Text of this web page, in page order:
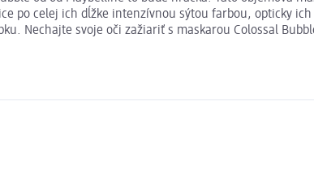
po celej ich dĺžke intenzívnou sýtou farbou, opticky
Nechajte svoje oči zažiariť s maskarou Colossal